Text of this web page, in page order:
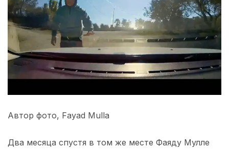
Автор фото, Fayad Mulla
Два месяца спустя в том же месте Фаяду Мулле